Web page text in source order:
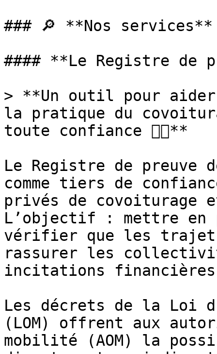
### 🔎 **Nos services**
#### **Le Registre de
> **Un outil pour
la pratique du
toute confiance 👍🏻**
Le Registre de preuve
comme tiers de
privés de
L’objectif : mettre en
vérifier que les
rassurer les
incitations
Les décrets de la Loi
(LOM) offrent aux
mobilité (AOM) la